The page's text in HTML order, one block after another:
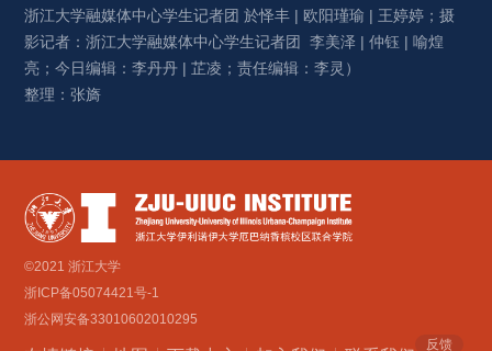
浙江大学融媒体中心学生记者团 於怿丰 | 欧阳瑾瑜 | 王婷婷；摄
影记者：浙江大学融媒体中心学生记者团 李美泽 | 仲钰 | 喻煌
亮；今日编辑：李丹丹 | 芷凌；责任编辑：李灵）
整理：张旖
©2021 浙江大学
浙ICP备05074421号-1
浙公网安备33010602010295
反馈